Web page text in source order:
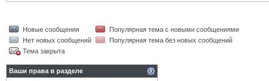
Новые сообщения
Популярная тема с новыми сообщениями
Нет новых сообщений
Популярная тема без новых сообщений
Тема закрыта
Ваши права в разделе